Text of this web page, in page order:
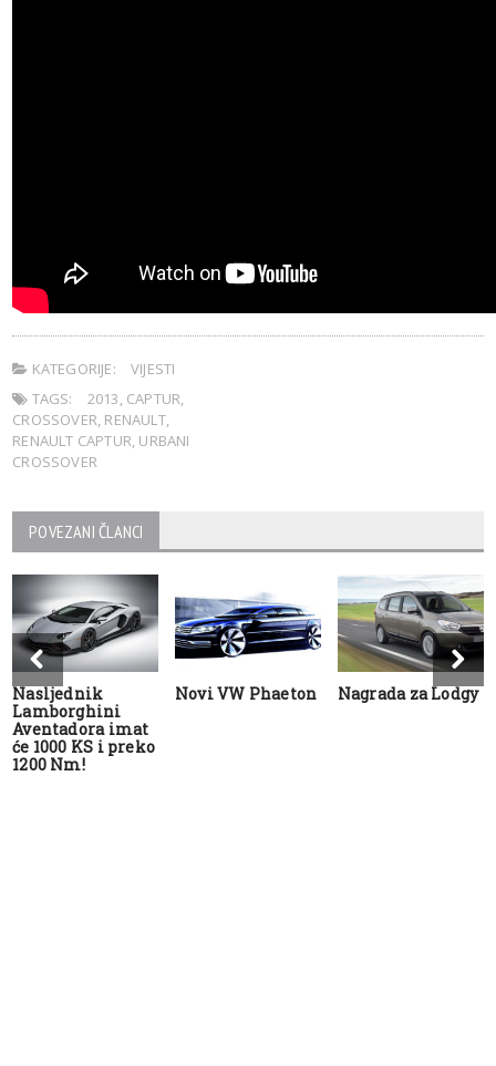
KATEGORIJE:
VIJESTI
TAGS:
2013, CAPTUR,
CROSSOVER, RENAULT,
RENAULT CAPTUR, URBANI
CROSSOVER
POVEZANI ČLANCI
Nasljednik
Lamborghini
Aventadora imat
će 1000 KS i preko
1200 Nm!
Novi VW Phaeton Nagrada za Lodgy